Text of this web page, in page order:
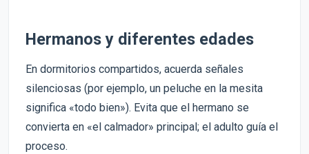
Hermanos y diferentes edades
En dormitorios compartidos, acuerda señales
silenciosas (por ejemplo, un peluche en la mesita
significa «todo bien»). Evita que el hermano se
convierta en «el calmador» principal; el adulto guía el
proceso.